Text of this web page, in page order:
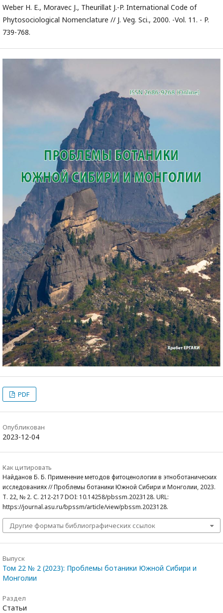
Weber H. E., Moravec J., Theurillat J.-P. International Code of
Phytosociological Nomenclature // J. Veg. Sci., 2000. -Vol. 11. - P.
739-768.
PDF
Опубликован
2023-12-04
Как цитировать
Найданов Б. Б. Применение методов фитоценологии в этноботанических
исследованиях // Проблемы ботаники Южной Сибири и Монголии, 2023.
Т. 22, № 2. С. 212-217 DOI: 10.14258/pbssm.2023128. URL:
https://journal.asu.ru/bpssm/article/view/pbssm.2023128.
Другие форматы библиографических ссылок
Выпуск
Том 22 № 2 (2023): Проблемы ботаники Южной Сибири и
Монголии
Раздел
Статьи